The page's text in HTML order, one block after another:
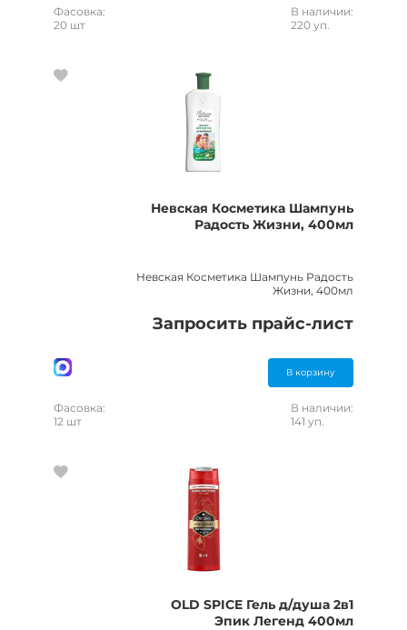
Фасовка:
20 шт
В наличии:
220 уп.
Невская Косметика Шампунь
Радость Жизни, 400мл
Невская Косметика Шампунь Радость
Жизни, 400мл
Запросить прайс-лист
В корзину
Фасовка:
12 шт
В наличии:
141 уп.
OLD SPICE Гель д/душа 2в1
Эпик Легенд 400мл